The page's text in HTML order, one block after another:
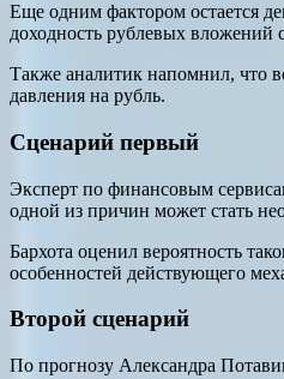
Еще одним фактором остается
доходность рублевых вложений
Также аналитик напомнил, что
давления на рубль.
Сценарий первый
Эксперт по финансовым
одной из причин может стать
Бархота оценил вероятность
особенностей действующего
Второй сценарий
По прогнозу Александра